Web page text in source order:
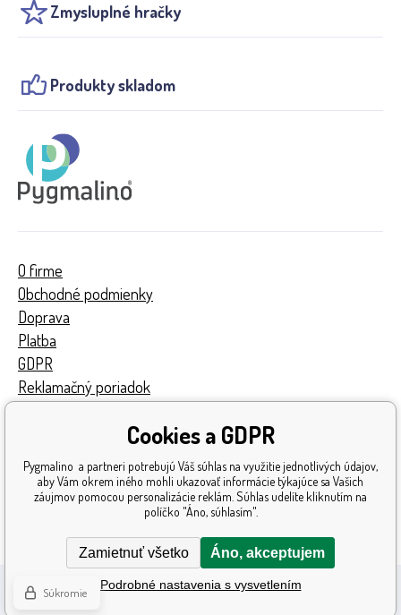
Zmysluplné hračky
Produkty skladom
O firme
Obchodné podmienky
Doprava
Platba
GDPR
Reklamačný poriadok
Získané ocenenia
Katalóg hračiek
Mapa stránok
Cookies a GDPR
Pygmalino a partneri potrebujú Váš súhlas na využitie jednotlivých údajov,
aby Vám okrem iného mohli ukazovať informácie týkajúce sa Vašich
záujmov pomocou personalizácie reklám. Súhlas udelíte kliknutím na
políčko "Áno, súhlasím".
Zamietnuť všetko Áno, akceptujem
Podrobné nastavenia s vysvetlením
Súkromie